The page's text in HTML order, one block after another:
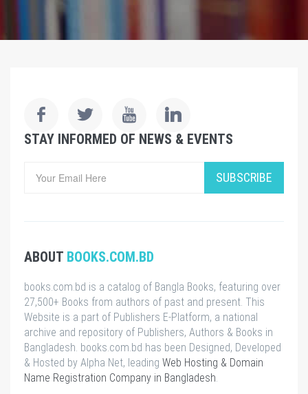
STAY INFORMED OF NEWS & EVENTS
SUBSCRIBE
ABOUT BOOKS.COM.BD
books.com.bd is a catalog of Bangla Books, featuring over
27,500+ Books from authors of past and present. This
Website is a part of Publishers E-Platform, a national
archive and repository of Publishers, Authors & Books in
Bangladesh. books.com.bd has been Designed, Developed
& Hosted by Alpha Net, leading Web Hosting & Domain
Name Registration Company in Bangladesh.